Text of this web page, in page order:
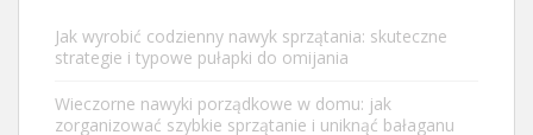
Jak wyrobić codzienny nawyk sprzątania: skuteczne
strategie i typowe pułapki do omijania
Wieczorne nawyki porządkowe w domu: jak
zorganizować szybkie sprzątanie i uniknąć bałaganu